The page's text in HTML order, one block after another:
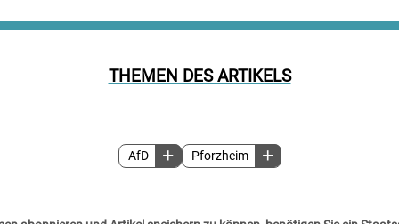
THEMEN DES ARTIKELS
AfD Pforzheim